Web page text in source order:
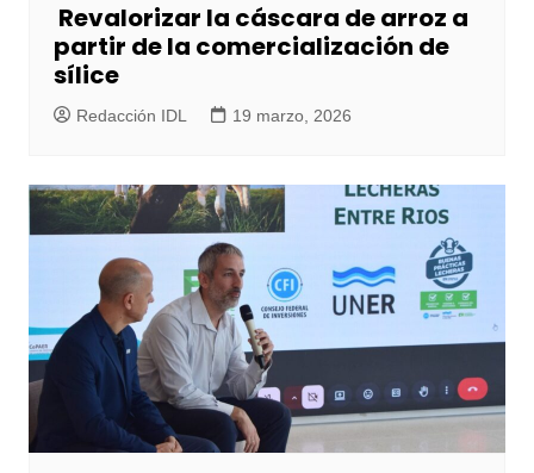
Revalorizar la cáscara de arroz a
partir de la comercialización de
sílice
Redacción IDL 19 marzo, 2026